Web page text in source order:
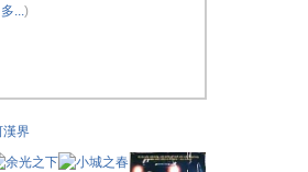
多...)